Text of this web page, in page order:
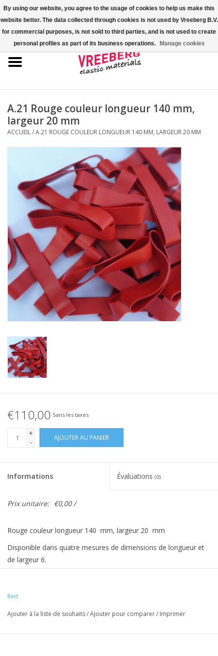
0 Articles - €0,00
Accueil
Élastiques colorés
Corde élastique
Élastiques en croix ou en H
Fastfix
Élastique noué
Offre élastiques noirs !
Offre élastiques Blanc !
A.21 Rouge couleur longueur 140 mm,
largeur 20 mm
ACCUEIL/A.21 ROUGE COULEUR LONGUEUR 140 MM, LARGEUR 20 MM
€110,00 Sans les taxes
+
-
AJOUTER AU PANIER
Informations Évaluations (0)
Prix unitaire: €0,00 /
Rouge couleur longueur 140 mm, largeur 20 mm
Disponible dans quatre mesures de dimensions de longueur et
de largeur 6.
Attention! Prix €‹ €‹basé sur 500
pièces.
Red
Ajouter à la liste de souhaits/Ajouter pour comparer/ Imprimer
By using our website, you agree to the usage of cookies to help us make this
website better. The data collected through cookies is not used by Vreeberg B.V.
for commercial purposes, is not sold to third parties, and is not used to create
personal profiles as part of its business operations.
Manage cookies